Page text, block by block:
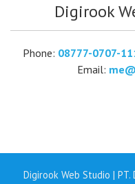
Digirook
Phone: 08777-0707-
Email:
Digirook Web Studio | PT.